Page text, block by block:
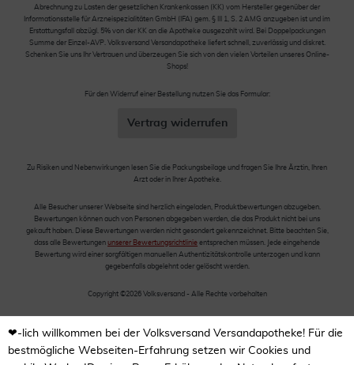
Abrechnung zu Lasten der gesetzlichen Krankenkassen (KK) vom Hersteller gegenüber der
Informationsstelle für Arzneispezialitäten GmbH (IFA) gem. § III 1, S. 2 AMG anzugeben ist und im
Erstattungsfall abzügl. 5% von der KK an die Apotheke ausgezahlt wird. Bei Doppelpackungen
Summe der Einzel-AVP. Volksversand Versandapotheke liefert schnell, zuverlässig und diskret.
Schenken Sie uns Ihr Vertrauen und überzeugen Sie sich von den vielen Vorteilen unseres Online-
Shops!
Für den Widerruf einer Bestellung nutzen Sie das Formular:
Vertrag widerrufen
Zu Risiken und Nebenwirkungen lesen Sie die Packungsbeilage und fragen Sie Ihre Ärztin, Ihren
Arzt oder in Ihrer Apotheke.
Alle Besucher unserer Webseite sind herzlich eingeladen, Produktbewertungen abzugeben.
Bewertungen können auch von Personen abgegeben werden, die das Produkt nicht bei uns
gekauft haben. Diese Bewertungen werden nicht gesondert gekennzeichnet. Bitte beachten Sie,
dass alle Bewertungen unserer Bewertungsrichtlinie entsprechen müssen. Jede eingehende
Bewertung wird einer sorgfältigen manuellen Authentizitätskontrolle unterzogen und kann
gegebenfalls abgelehnt oder gelöscht werden.
Copyright ©2026 Volksversand - Alle Rechte vorbehalten
❤-lich willkommen bei der Volksversand Versandapotheke! Für die
bestmögliche Webseiten-Erfahrung setzen wir Cookies und